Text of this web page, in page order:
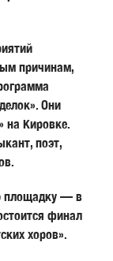
причинам,
Они
на Кировке.
поэт,
.
площадку — в
финал
хоров».